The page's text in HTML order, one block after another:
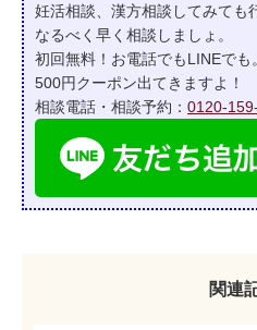
妊活相談、漢方相談してみても
なるべく早く相談しましょ。
初回無料！お電話でもLINEでも
500円クーポン出てきますよ！
相談電話・相談予約： 0120-
関連